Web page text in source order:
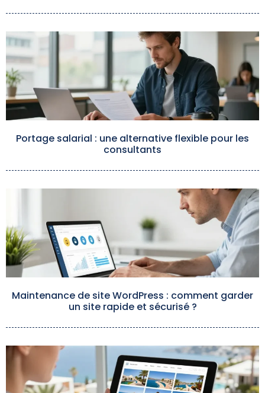
Portage salarial : une alternative flexible pour les
consultants
Maintenance de site WordPress : comment garder
un site rapide et sécurisé ?